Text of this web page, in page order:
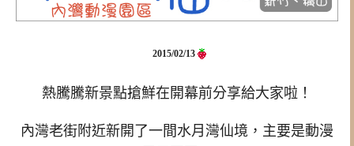
2015/02/13
熱騰騰新景點搶鮮在開幕前分享給大家啦！
內灣老街附近新開了一間水月灣仙境，主要是動漫